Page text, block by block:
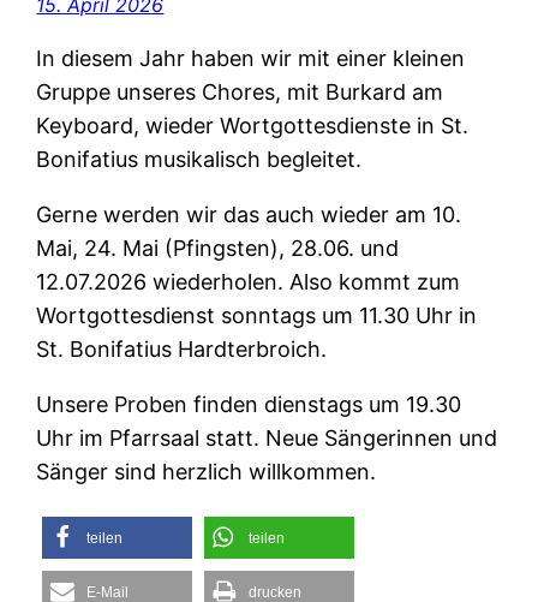
15. April 2026
In diesem Jahr haben wir mit einer kleinen
Gruppe unseres Chores, mit Burkard am
Keyboard, wieder Wortgottesdienste in St.
Bonifatius musikalisch begleitet.
Gerne werden wir das auch wieder am 10.
Mai, 24. Mai (Pfingsten), 28.06. und
12.07.2026 wiederholen. Also kommt zum
Wortgottesdienst sonntags um 11.30 Uhr in
St. Bonifatius Hardterbroich.
Unsere Proben finden dienstags um 19.30
Uhr im Pfarrsaal statt. Neue Sängerinnen und
Sänger sind herzlich willkommen.
teilen teilen
E-Mail drucken